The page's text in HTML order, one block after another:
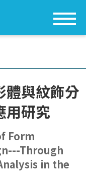
體與紋飾分
用研究
Form
Through
in the